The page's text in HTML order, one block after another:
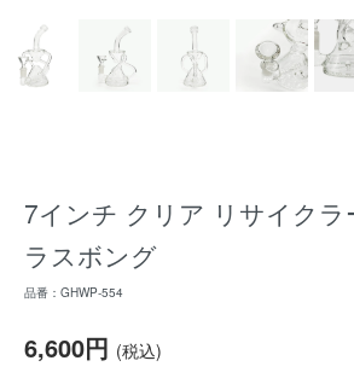
7インチ クリア リサイク
ラスボング
品番：GHWP-554
6,600円 (税込)